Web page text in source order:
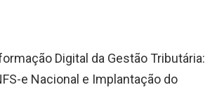
Digital da Gestão Tributária:
e Nacional e Implantação do